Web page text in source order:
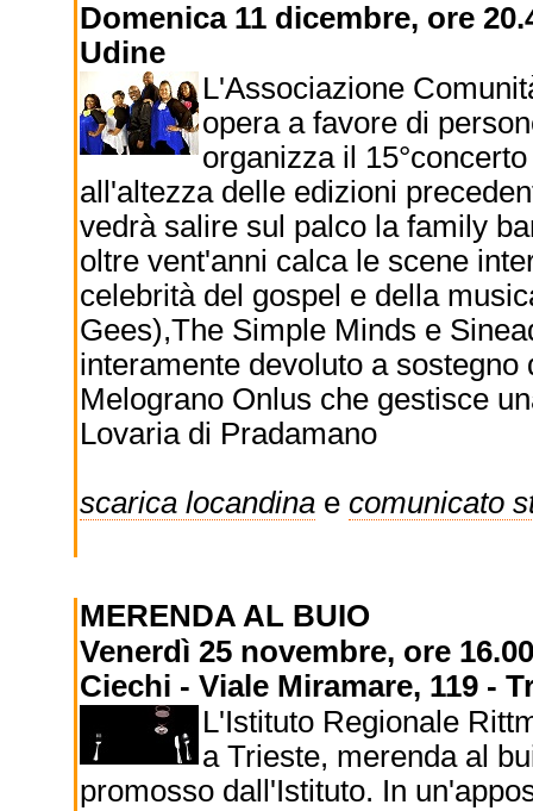
Domenica 11 dicembre, ore
Udine
L'Associazione
opera a favore di
organizza il
all'altezza delle edizioni
vedrà salire sul palco la family
oltre vent'anni calca le scene
celebrità del gospel e della
Gees),The Simple Minds e
interamente devoluto a
Melograno Onlus che gestisce
Lovaria di Pradamano
scarica locandinae comunicato
MERENDA AL BUIO
Venerdì 25 novembre, ore
Ciechi - Viale Miramare, 119 -
L'Istituto Regionale
a Trieste, merenda al
promosso dall'Istituto. In